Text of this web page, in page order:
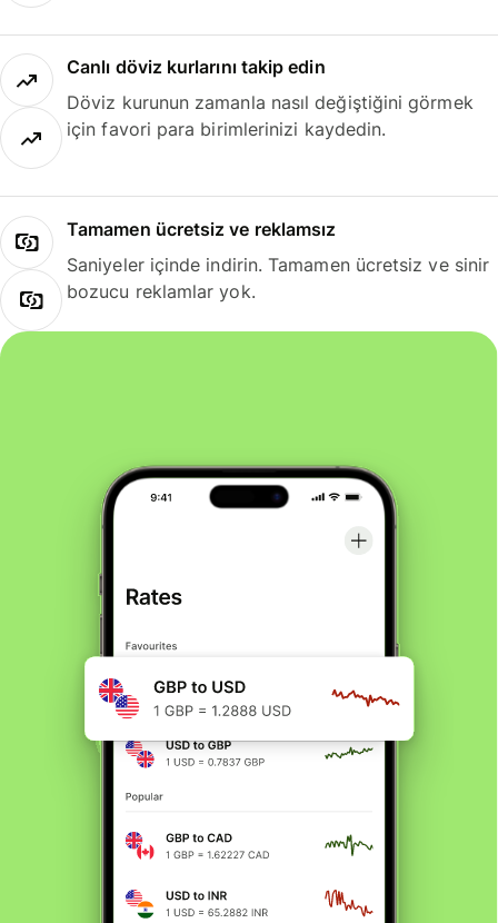
Canlı döviz kurlarını takip edin
Döviz kurunun zamanla nasıl değiştiğini görmek
için favori para birimlerinizi kaydedin.
Tamamen ücretsiz ve reklamsız
Saniyeler içinde indirin. Tamamen ücretsiz ve sinir
bozucu reklamlar yok.